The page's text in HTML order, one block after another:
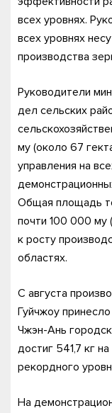
всех уровнях.
всех уровнях
производства
Руководители
дел сельских
му (около 67
управления на
Общая площадь
почти 100 000 му
к росту
областях.
С августа
Гуйчжоу
Чжэн-Ань
достиг 541,7 кг
рекордного
На